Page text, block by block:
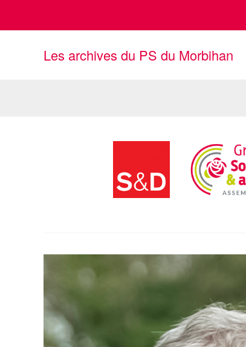
contenu
Les archives du PS du Morbihan
Gâvres